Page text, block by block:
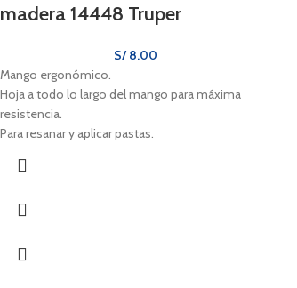
madera 14448 Truper
S/ 8.00
Mango ergonómico.
Hoja a todo lo largo del mango para máxima
resistencia.
Para resanar y aplicar pastas.